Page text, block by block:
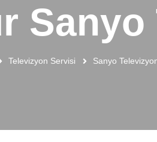
Televizyon Servisi Sanyo